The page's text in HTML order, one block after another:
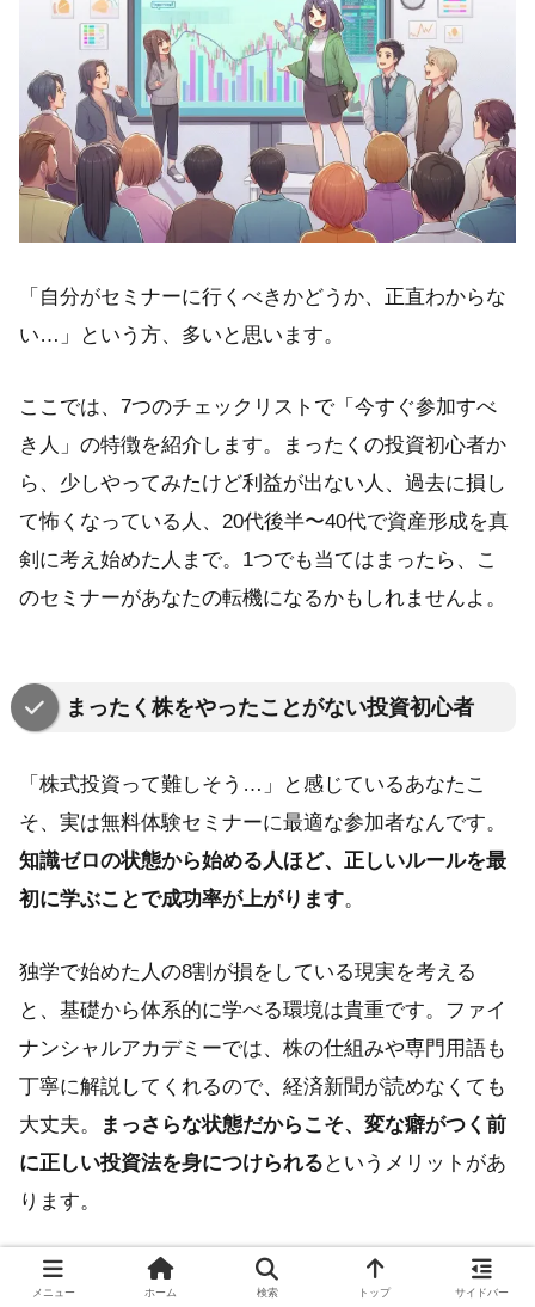
「自分がセミナーに行くべきかどうか、正直わからな
い…」という方、多いと思います。
ここでは、7つのチェックリストで「今すぐ参加すべ
き人」の特徴を紹介します。まったくの投資初心者か
ら、少しやってみたけど利益が出ない人、過去に損し
て怖くなっている人、20代後半〜40代で資産形成を真
剣に考え始めた人まで。1つでも当てはまったら、こ
のセミナーがあなたの転機になるかもしれませんよ。
まったく株をやったことがない投資初心者
「株式投資って難しそう…」と感じているあなたこ
そ、実は無料体験セミナーに最適な参加者なんです。
知識ゼロの状態から始める人ほど、正しいルールを最
初に学ぶことで成功率が上がります。
独学で始めた人の8割が損をしている現実を考える
と、基礎から体系的に学べる環境は貴重です。ファイ
ナンシャルアカデミーでは、株の仕組みや専門用語も
丁寧に解説してくれるので、経済新聞が読めなくても
大丈夫。
まっさらな状態だからこそ、変な癖がつく前
に正しい投資法を身につけられる というメリットがあ
ります。
メニュー ホーム 検索 トップ サイドバー